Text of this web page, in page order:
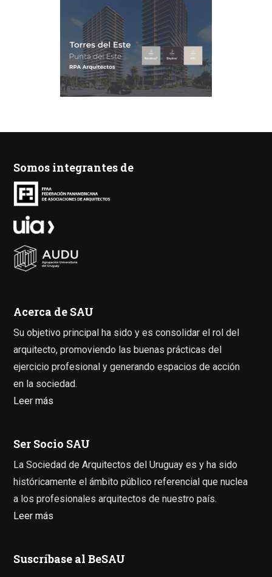
Somos integrantes de
Acerca de SAU
Su objetivo principal ha sido y es consolidar el rol del
arquitecto, promoviendo las buenas prácticas del
ejercicio profesional y generando espacios de acción
en la sociedad.
Leer más
Ser Socio SAU
La Sociedad de Arquitectos del Uruguay es y ha sido
históricamente el ámbito público referencial que nuclea
a los profesionales arquitectos de nuestro país.
Leer más
Suscríbase al BeSAU